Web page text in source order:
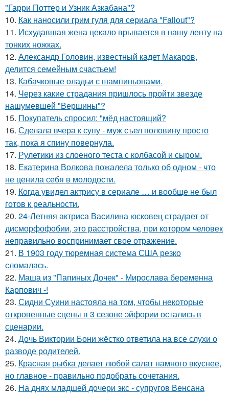
"Гарри Поттер и Узник Азкабана"?
10. Как наносили грим гуля для сериала "Fallout"?
11. Исхудавшая жена цекало врывается в нашу ленту на
тонких ножках.
12. Александр Головин, известный кадет Макаров,
делится семейным счастьем!
13. Кабачковые оладьи с шампиньонами.
14. Через какие страдания пришлось пройти звезде
нашумевшей "Вершины"?
15. Покупатель спросил: "мёд настоящий?
16. Сделала вчера к супу - муж съел половину просто
так, пока я спину повернула.
17. Рулетики из слоеного теста с колбасой и сыром.
18. Екатерина Волкова пожалела только об одном - что
не ценила себя в молодости.
19. Когда увидел актрису в сериале … и вообще не был
готов к реальности.
20. 24-Летняя актриса Василина юсковец страдает от
дисморфофобии, это расстройства, при котором человек
неправильно воспринимает свое отражение.
21. В 1903 году тюремная система США резко
сломалась.
22. Маша из "Папиных Дочек" - Мирослава беременна
Карпович -!
23. Сидни Суини настояла на том, чтобы некоторые
откровенные сцены в 3 сезоне эйфории остались в
сценарии.
24. Дочь Виктории Бони жёстко ответила на все слухи о
разводе родителей.
25. Красная рыбка делает любой салат намного вкуснее,
но главное - правильно подобрать сочетания.
26. На днях младшей дочери экс - супругов Венсана